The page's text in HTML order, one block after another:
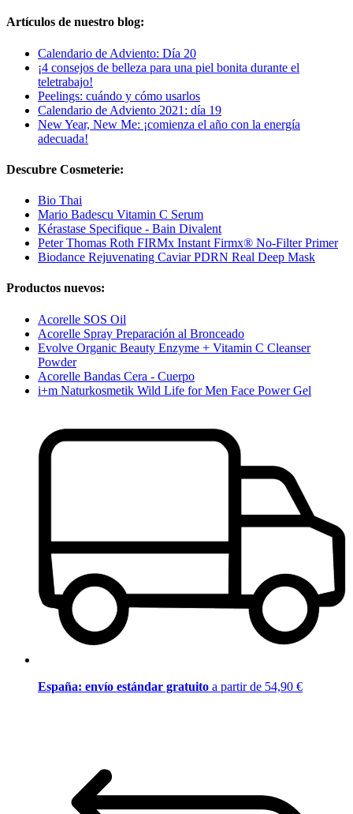
Artículos de nuestro blog:
Calendario de Adviento: Día 20
¡4 consejos de belleza para una piel bonita durante el
teletrabajo!
Peelings: cuándo y cómo usarlos
Calendario de Adviento 2021: día 19
New Year, New Me: ¡comienza el año con la energía
adecuada!
Descubre Cosmeterie:
Bio Thai
Mario Badescu Vitamin C Serum
Kérastase Specifique - Bain Divalent
Peter Thomas Roth FIRMx Instant Firmx® No-Filter Primer
Biodance Rejuvenating Caviar PDRN Real Deep Mask
Productos nuevos:
Acorelle SOS Oil
Acorelle Spray Preparación al Bronceado
Evolve Organic Beauty Enzyme + Vitamin C Cleanser
Powder
Acorelle Bandas Cera - Cuerpo
i+m Naturkosmetik Wild Life for Men Face Power Gel
España: envío estándar gratuito a partir de 54,90 €